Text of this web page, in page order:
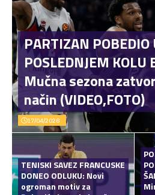
PARTIZAN POBEDIO
POSLEDNJEM KOLU
Mučna sezona
način (VIDEO,FOTO)
17/04/2026
TENISKI SAVEZ FRANCUSKE
DONEO ODLUKU: Novi
ogroman motiv za